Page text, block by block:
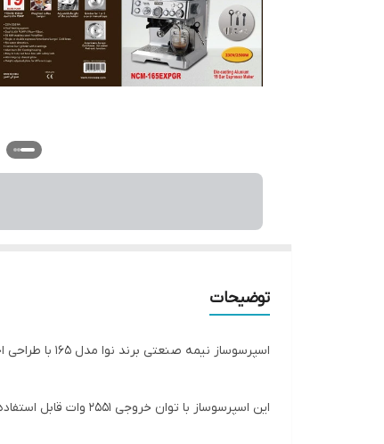
توضیحات
اسپرسوساز نیمه صنعتی برند نوا مدل ۱۶۵ با طراحی اختصاصی یکی از جدیدترین محصول nova
این اسپرسوساز با توان خروجی ۲۵۵۱ وات قابل استفاده برای علاقه مندان قهوه ، کافی شاپ های لاکچری یا کوچک یا حتی مصارف خانگی